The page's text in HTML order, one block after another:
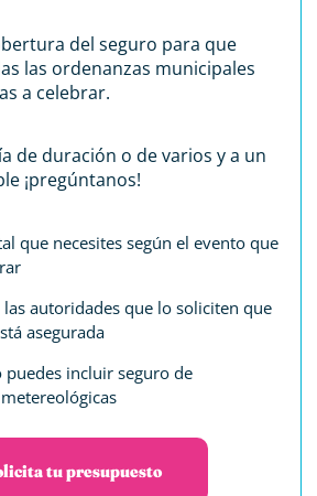
del seguro para que
las ordenanzas municipales
a celebrar.
de duración o de varios y a un
¡pregúntanos!
que necesites según el evento que
autoridades que lo soliciten que
asegurada
puedes incluir seguro de
tu presupuesto